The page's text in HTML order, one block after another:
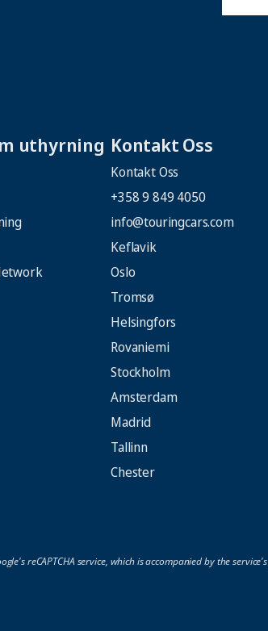
uthyrning Kontakt Oss
Kontakt Oss
+358 9 849 4050
info@touringcars.com
Keflavik
Oslo
Tromsø
Helsingfors
Rovaniemi
Stockholm
Amsterdam
Madrid
Tallinn
Chester
reCAPTCHA service, which is accompanied by the service's